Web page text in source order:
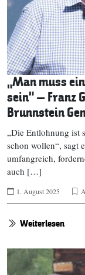
„Man muss
sein“ – Franz
Brunnstein
„Die Entlohnung ist
schon wollen“, sagt
umfangreich,
auch […]
1. August 2025
Weiterlesen